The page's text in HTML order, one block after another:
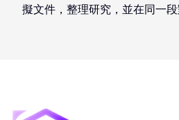
擬文件，整理研究，並在同一段